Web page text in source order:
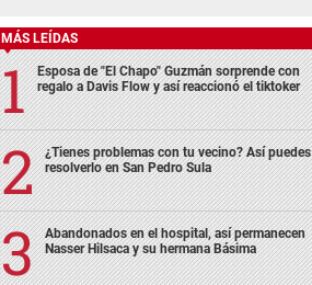
MÁS LEÍDAS
Esposa de "El Chapo" Guzmán sorprende con
regalo a Davis Flow y así reaccionó el tiktoker
¿Tienes problemas con tu vecino? Así puedes
resolverlo en San Pedro Sula
Abandonados en el hospital, así permanecen
Nasser Hilsaca y su hermana Básima